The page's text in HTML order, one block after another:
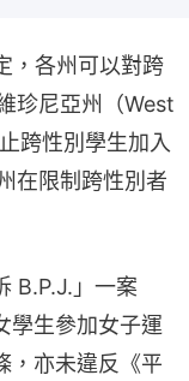
，各州可以對跨
珍尼亞州（West
跨性別學生加入
在限制跨性別者
B.P.J.」一案
學生參加女子運
，亦未違反《平